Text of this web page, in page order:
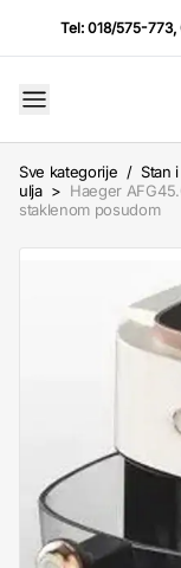
Tel:018/575-773,
Sve kategorije / Stan
ulja > Haeger
staklenom posudom